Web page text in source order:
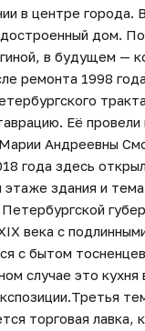
в центре города.
дом.
в будущем —
ремонта 1998
Её
Андреевны
года здесь
здания и
века с
с бытом
случае это
торговая